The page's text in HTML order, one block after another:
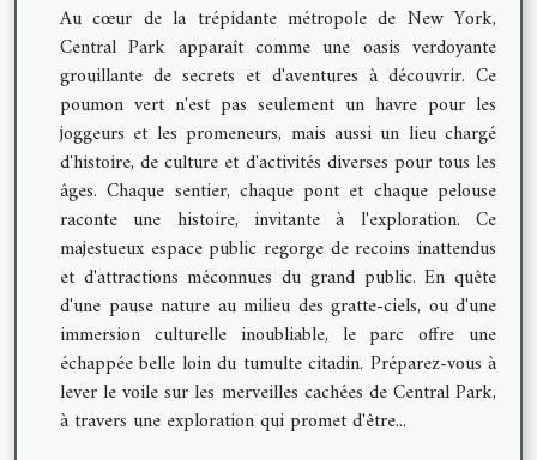
Au cœur de la trépidante métropole de New York,
Central Park apparaît comme une oasis verdoyante
grouillante de secrets et d'aventures à découvrir. Ce
poumon vert n'est pas seulement un havre pour les
joggeurs et les promeneurs, mais aussi un lieu chargé
d'histoire, de culture et d'activités diverses pour tous les
âges. Chaque sentier, chaque pont et chaque pelouse
raconte une histoire, invitante à l'exploration. Ce
majestueux espace public regorge de recoins inattendus
et d'attractions méconnues du grand public. En quête
d'une pause nature au milieu des gratte-ciels, ou d'une
immersion culturelle inoubliable, le parc offre une
échappée belle loin du tumulte citadin. Préparez-vous à
lever le voile sur les merveilles cachées de Central Park,
à travers une exploration qui promet d'être...